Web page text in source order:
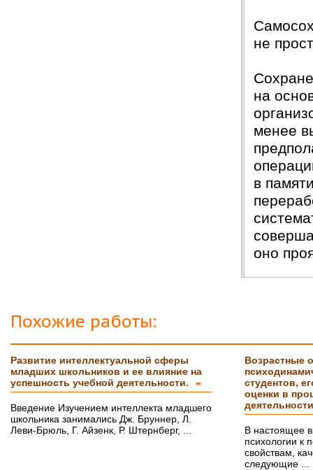
не
на
менее
в
оно
Похожие работы:
Развитие интеллектуальной сферы
младших школьников и ее влияние на
успешность учебной деятельности.
➨
Введение Изучением интеллекта младшего
школьника занимались Дж. Бруннер, Л.
Леви-Брюль, Г. Айзенк, Р. Штернберг, ...
Возрастные
студентов,
оценки в
В настоящее
психологии к
свойствам,
следующие ...